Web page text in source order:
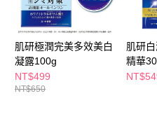
３．未成年的使用者請事先徵得法
「AFTEE先享後付」，若未經同意
任。
４．使用「AFTEE先享後付」時，
時審查核予不同之上限額度；若仍有
請求用戶進行身份認證。
５．嚴禁一人註冊多個帳號或使用他
恩沛科技股份有限公司將有權停止該
宅配(本島)
每筆NT$100，滿NT$790(含以上)
付款後寶雅門市自取(由倉庫統一
每筆NT$80，滿NT$290(含以上)
肌研極潤完美多效美白
凝露100g
NT$499
NT$650
肌研
精華